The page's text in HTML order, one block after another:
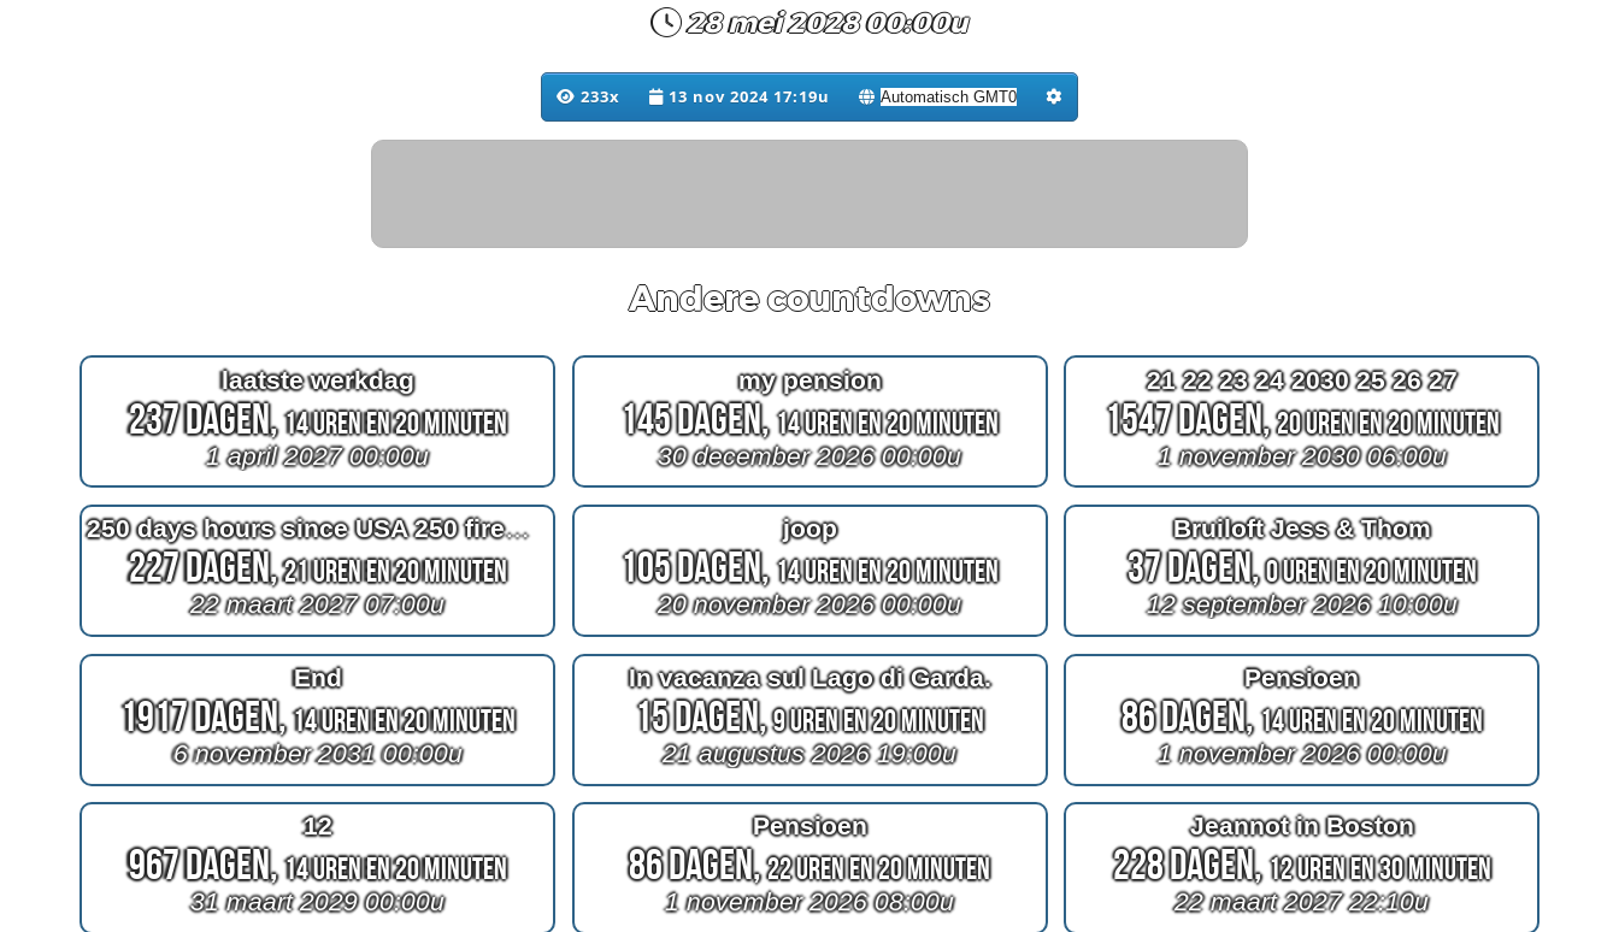
28 mei 2028 00:00u
233x 13 nov 2024 17:19u
Andere countdowns
laatste werkdag
237 Dagen,14 Uren en 20 Minuten
1 april 2027 00:00u
my pension
145 Dagen,14 Uren en 20 Minuten
30 december 2026 00:00u
21 22 23 24 2030 25 26 27
1547 Dagen,20 Uren en 20 Minuten
1 november 2030 06:00u
250 days hours since USA 250 fireworks
227 Dagen,21 Uren en 20 Minuten
22 maart 2027 07:00u
joop
105 Dagen,14 Uren en 20 Minuten
20 november 2026 00:00u
Bruiloft Jess & Thom
37 Dagen,0 Uren en 20 Minuten
12 september 2026 10:00u
End
1917 Dagen,14 Uren en 20 Minuten
6 november 2031 00:00u
In vacanza sul Lago di Garda.
15 Dagen,9 Uren en 20 Minuten
21 augustus 2026 19:00u
Pensioen
86 Dagen,14 Uren en 20 Minuten
1 november 2026 00:00u
12
967 Dagen,14 Uren en 20 Minuten
31 maart 2029 00:00u
Pensioen
86 Dagen,22 Uren en 20 Minuten
1 november 2026 08:00u
Jeannot in Boston
228 Dagen,12 Uren en 30 Minuten
22 maart 2027 22:10u